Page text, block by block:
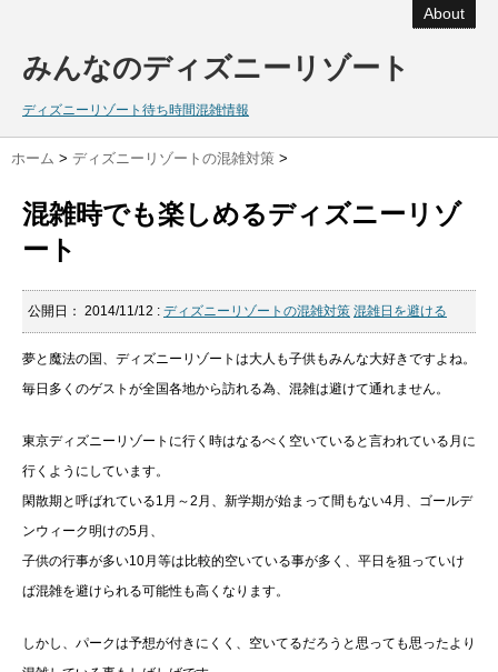
About
みんなのディズニーリゾート
ディズニーリゾート待ち時間混雑情報
ホーム > ディズニーリゾートの混雑対策 >
混雑時でも楽しめるディズニーリゾ
ート
公開日： 2014/11/12 : ディズニーリゾートの混雑対策 混雑日を避ける
夢と魔法の国、ディズニーリゾートは大人も子供もみんな大好きですよね。
毎日多くのゲストが全国各地から訪れる為、混雑は避けて通れません。
東京ディズニーリゾートに行く時はなるべく空いていると言われている月に
行くようにしています。
閑散期と呼ばれている1月～2月、新学期が始まって間もない4月、ゴールデ
ンウィーク明けの5月、
子供の行事が多い10月等は比較的空いている事が多く、平日を狙っていけ
ば混雑を避けられる可能性も高くなります。
しかし、パークは予想が付きにくく、空いてるだろうと思っても思ったより